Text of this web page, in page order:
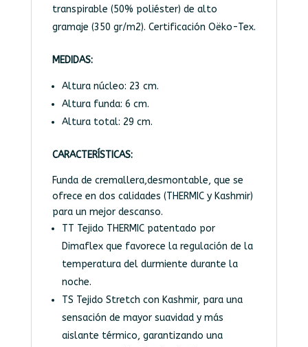
transpirable (50% poliéster) de alto
gramaje (350 gr/m2). Certificación Oëko-Tex.
MEDIDAS:
Altura núcleo: 23 cm.
Altura funda: 6 cm.
Altura total: 29 cm.
CARACTERÍSTICAS:
Funda de cremallera,desmontable, que se
ofrece en dos calidades (THERMIC y Kashmir)
para un mejor descanso.
TT Tejido THERMIC patentado por
Dimaflex que favorece la regulación de la
temperatura del durmiente durante la
noche.
TS Tejido Stretch con Kashmir, para una
sensación de mayor suavidad y más
aislante térmico, garantizando una